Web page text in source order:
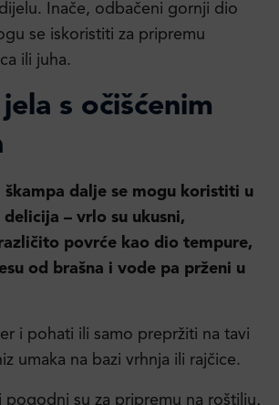
Inače, odbačeni gornji dio
se iskoristiti za pripremu
ili juha.
s očišćenim
škampa dalje se mogu koristiti u
– vrlo su ukusni,
povrće kao dio tempure,
od brašna i vode pa prženi u
i pohati ili samo prepržiti na tavi
umaka na bazi vrhnja ili rajčice.
pogodni su za pripremu na roštilju,